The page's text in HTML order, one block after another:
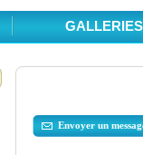
GALLERIES
Envoyer un